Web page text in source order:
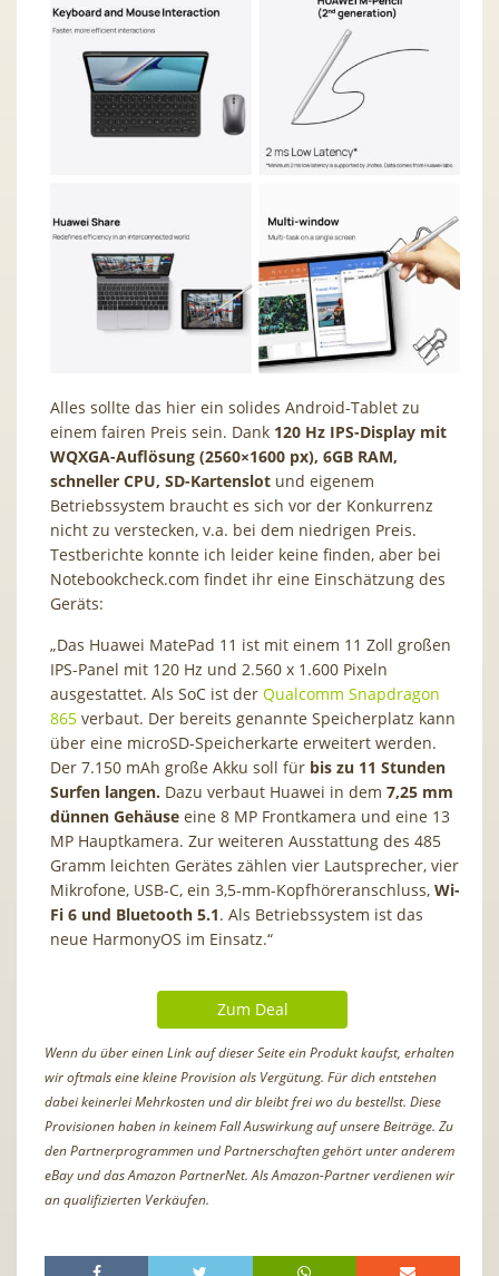
Alles sollte das hier ein solides Android-Tablet zu
einem fairen Preis sein. Dank 120 Hz IPS-Display mit
WQXGA-Auflösung (2560×1600 px), 6GB RAM,
schneller CPU, SD-Kartenslot und eigenem
Betriebssystem braucht es sich vor der Konkurrenz
nicht zu verstecken, v.a. bei dem niedrigen Preis.
Testberichte konnte ich leider keine finden, aber bei
Notebookcheck.com findet ihr eine Einschätzung des
Geräts:
„Das Huawei MatePad 11 ist mit einem 11 Zoll großen
IPS-Panel mit 120 Hz und 2.560 x 1.600 Pixeln
ausgestattet. Als SoC ist der Qualcomm Snapdragon
865 verbaut. Der bereits genannte Speicherplatz kann
über eine microSD-Speicherkarte erweitert werden.
Der 7.150 mAh große Akku soll für bis zu 11 Stunden
Surfen langen. Dazu verbaut Huawei in dem 7,25 mm
dünnen Gehäuse eine 8 MP Frontkamera und eine 13
MP Hauptkamera. Zur weiteren Ausstattung des 485
Gramm leichten Gerätes zählen vier Lautsprecher, vier
Mikrofone, USB-C, ein 3,5-mm-Kopfhöreranschluss, Wi-
Fi 6 und Bluetooth 5.1. Als Betriebssystem ist das
neue HarmonyOS im Einsatz.“
Zum Deal
Wenn du über einen Link auf dieser Seite ein Produkt kaufst, erhalten
wir oftmals eine kleine Provision als Vergütung. Für dich entstehen
dabei keinerlei Mehrkosten und dir bleibt frei wo du bestellst. Diese
Provisionen haben in keinem Fall Auswirkung auf unsere Beiträge. Zu
den Partnerprogrammen und Partnerschaften gehört unter anderem
eBay und das Amazon PartnerNet. Als Amazon-Partner verdienen wir
an qualifizierten Verkäufen.